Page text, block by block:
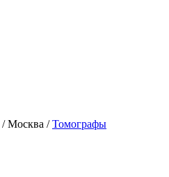
/ Москва /Томографы